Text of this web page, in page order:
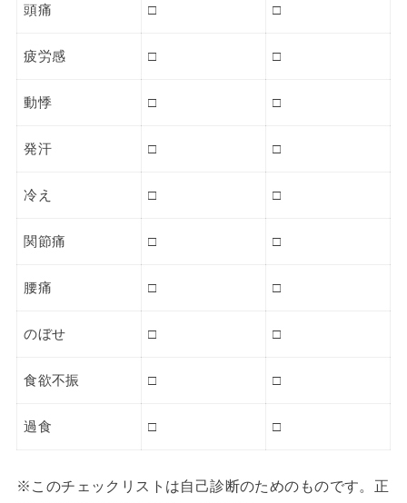
頭痛 □ □
疲労感 □ □
動悸 □ □
発汗 □ □
冷え □ □
関節痛 □ □
腰痛 □ □
のぼせ □ □
食欲不振 □ □
過食 □ □
※このチェックリストは自己診断のためのものです。正